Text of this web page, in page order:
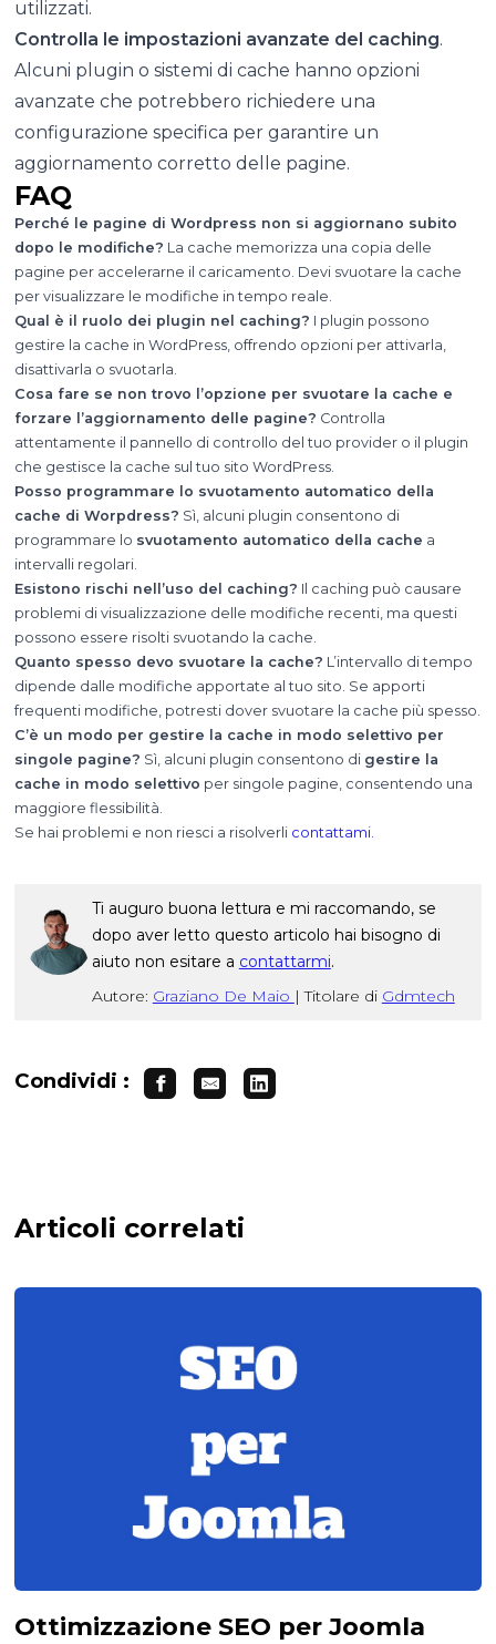
utilizzati.
Controlla le impostazioni avanzate del caching.
Alcuni plugin o sistemi di cache hanno opzioni
avanzate che potrebbero richiedere una
configurazione specifica per garantire un
aggiornamento corretto delle pagine.
FAQ
Perché le pagine di Wordpress non si aggiornano subito
dopo le modifiche? La cache memorizza una copia delle
pagine per accelerarne il caricamento. Devi svuotare la cache
per visualizzare le modifiche in tempo reale.
Qual è il ruolo dei plugin nel caching? I plugin possono
gestire la cache in WordPress, offrendo opzioni per attivarla,
disattivarla o svuotarla.
Cosa fare se non trovo l’opzione per svuotare la cache e
forzare l’aggiornamento delle pagine? Controlla
attentamente il pannello di controllo del tuo provider o il plugin
che gestisce la cache sul tuo sito WordPress.
Posso programmare lo svuotamento automatico della
cache di Worpdress? Sì, alcuni plugin consentono di
programmare lo svuotamento automatico della cache a
intervalli regolari.
Esistono rischi nell’uso del caching? Il caching può causare
problemi di visualizzazione delle modifiche recenti, ma questi
possono essere risolti svuotando la cache.
Quanto spesso devo svuotare la cache? L’intervallo di tempo
dipende dalle modifiche apportate al tuo sito. Se apporti
frequenti modifiche, potresti dover svuotare la cache più spesso.
C’è un modo per gestire la cache in modo selettivo per
singole pagine? Sì, alcuni plugin consentono di gestire la
cache in modo selettivo per singole pagine, consentendo una
maggiore flessibilità.
Se hai problemi e non riesci a risolverli contattami.
Ti auguro buona lettura e mi raccomando, se
dopo aver letto questo articolo hai bisogno di
aiuto non esitare a contattarmi.
Autore: Graziano De Maio | Titolare di Gdmtech
Condividi :
Articoli correlati
Ottimizzazione SEO per Joomla